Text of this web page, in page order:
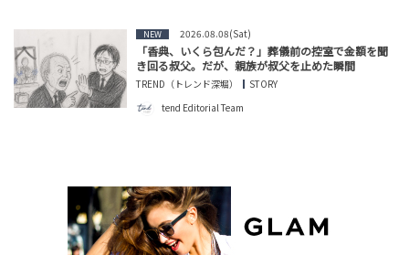
NEW 2026.08.08(Sat)
「香典、いくら包んだ？」葬儀前の控室で金額を聞
き回る叔父。だが、親族が叔父を止めた瞬間
TREND（トレンド深堀）
STORY
tend Editorial Team